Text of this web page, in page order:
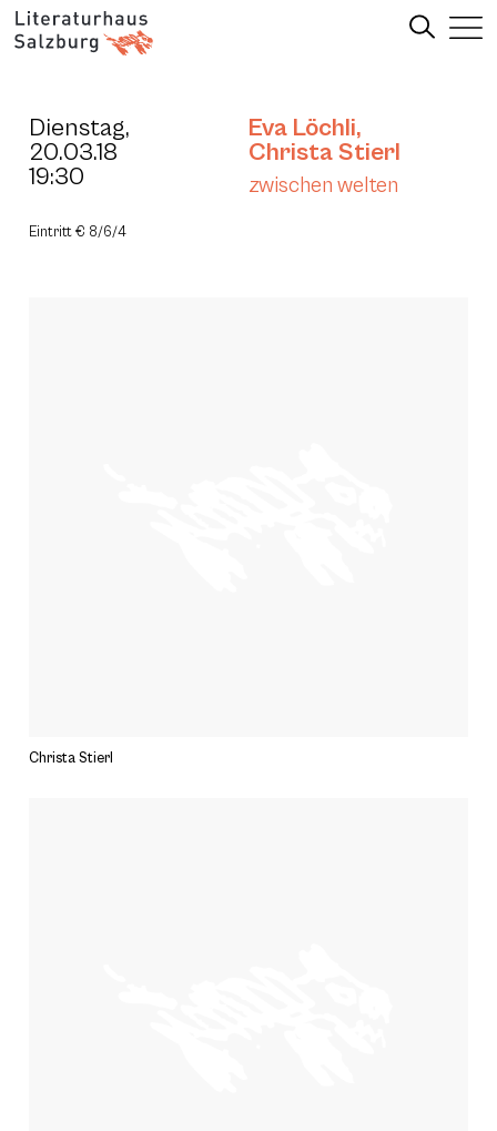
Dienstag,
20.03.18
19:30
Eva Löchli,
Christa Stierl
zwischen welten
Eintritt € 8/6/4
Christa Stierl